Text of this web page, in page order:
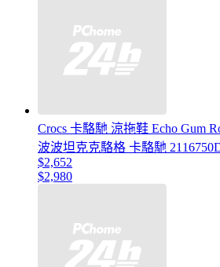
Crocs 卡駱馳 涼拖鞋 Echo Gum
波波坦克克駱格 卡駱馳
$2,652
$2,980